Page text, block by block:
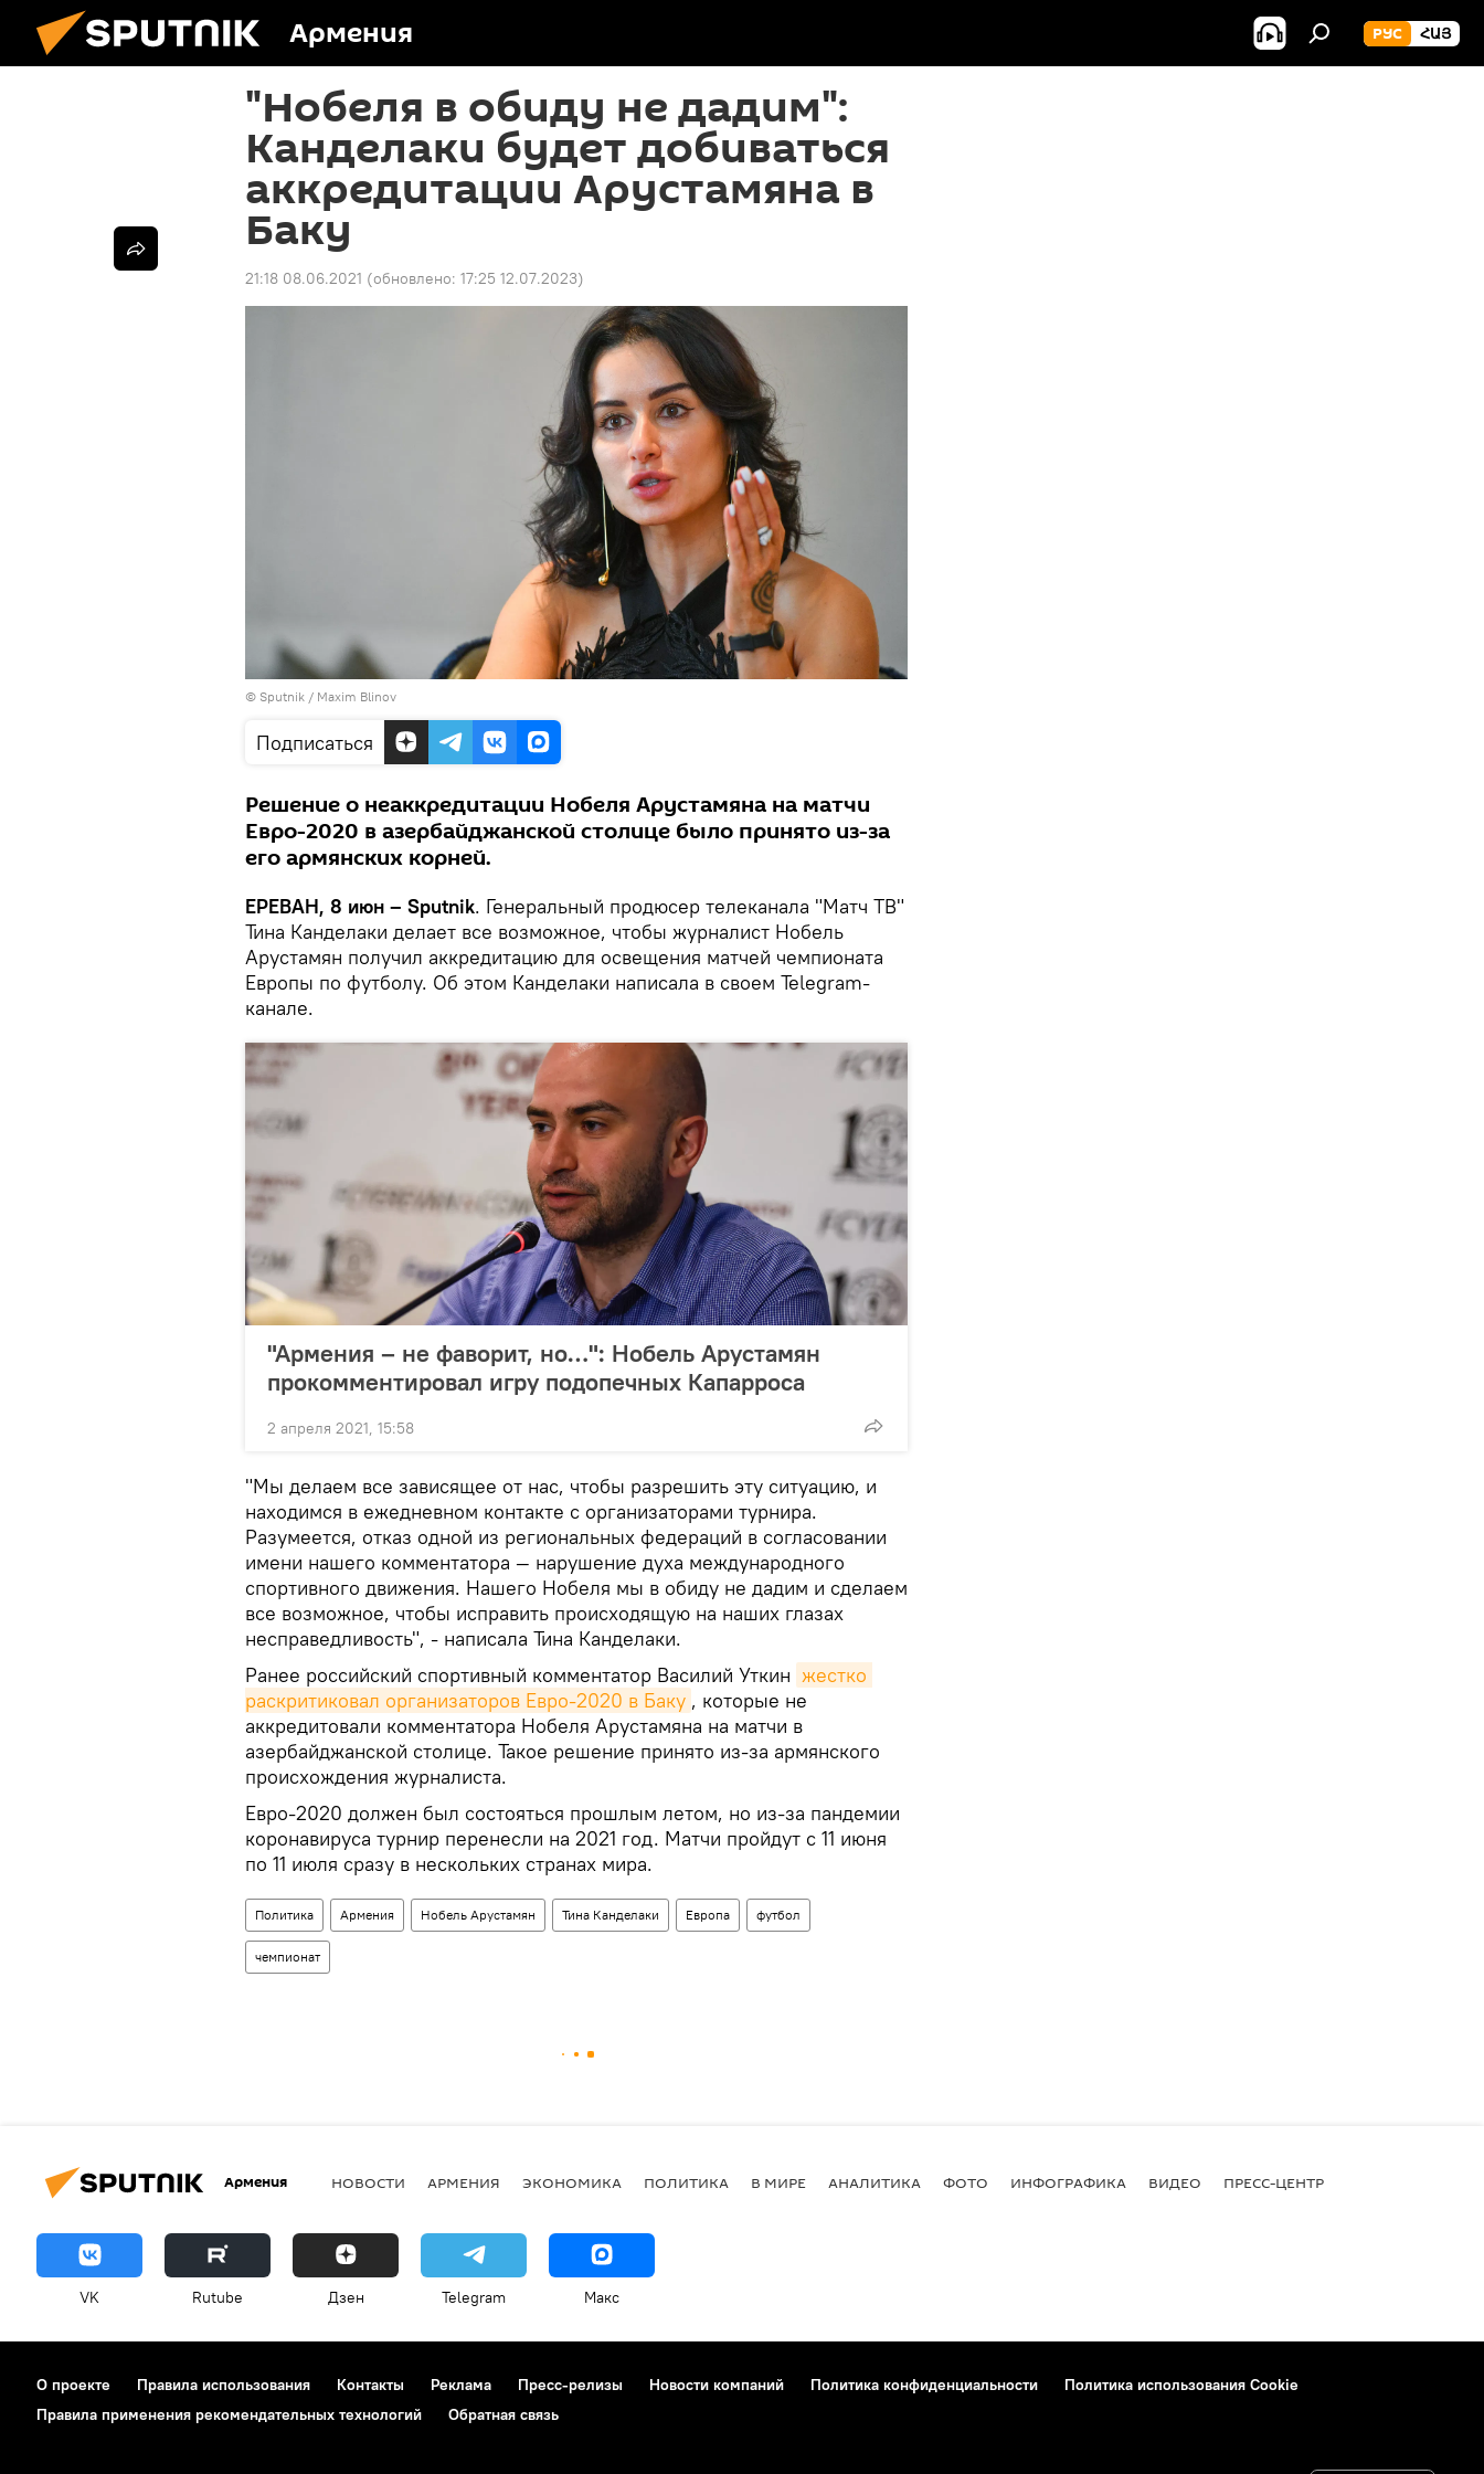
Армения РУС ՀԱՅ
"Нобеля в обиду не дадим":
Канделаки будет добиваться
аккредитации Арустамяна в
Баку
21:18 08.06.2021 (обновлено: 17:25 12.07.2023)
© Sputnik / Maxim Blinov
Подписаться
Решение о неаккредитации Нобеля Арустамяна на матчи
Евро-2020 в азербайджанской столице было принято из-за
его армянских корней.
ЕРЕВАН, 8 июн – Sputnik. Генеральный продюсер телеканала "Матч ТВ"
Тина Канделаки делает все возможное, чтобы журналист Нобель
Арустамян получил аккредитацию для освещения матчей чемпионата
Европы по футболу. Об этом Канделаки написала в своем Telegram-
канале.
"Армения – не фаворит, но…": Нобель Арустамян
прокомментировал игру подопечных Капарроса
2 апреля 2021, 15:58
"Мы делаем все зависящее от нас, чтобы разрешить эту ситуацию, и
находимся в ежедневном контакте с организаторами турнира.
Разумеется, отказ одной из региональных федераций в согласовании
имени нашего комментатора — нарушение духа международного
спортивного движения. Нашего Нобеля мы в обиду не дадим и сделаем
все возможное, чтобы исправить происходящую на наших глазах
несправедливость", - написала Тина Канделаки.
Ранее российский спортивный комментатор Василий Уткин жестко
раскритиковал организаторов Евро-2020 в Баку , которые не
аккредитовали комментатора Нобеля Арустамяна на матчи в
азербайджанской столице. Такое решение принято из-за армянского
происхождения журналиста.
Евро-2020 должен был состояться прошлым летом, но из-за пандемии
коронавируса турнир перенесли на 2021 год. Матчи пройдут с 11 июня
по 11 июля сразу в нескольких странах мира.
Политика Армения Нобель Арустамян Тина Канделаки Европа футбол
чемпионат
Армения НОВОСТИ АРМЕНИЯ ЭКОНОМИКА ПОЛИТИКА В МИРЕ АНАЛИТИКА ФОТО ИНФОГРАФИКА ВИДЕО ПРЕСС-ЦЕНТР
VK Rutube Дзен Telegram Макс
О проекте Правила использования Контакты Реклама Пресс-релизы Новости компаний Политика конфиденциальности
Политика использования Cookie
Правила применения рекомендательных технологий
Обратная связь